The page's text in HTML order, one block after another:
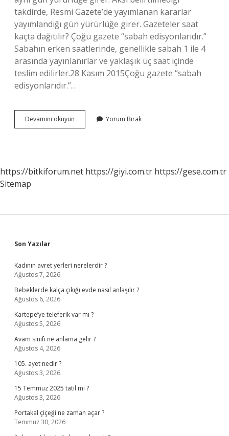
takdirde, Resmi Gazete’de yayımlanan kararlar
yayımlandığı gün yürürlüğe girer. Gazeteler saat
kaçta dağıtılır? Çoğu gazete “sabah edisyonlarıdır.”
Sabahın erken saatlerinde, genellikle sabah 1 ile 4
arasında yayınlanırlar ve yaklaşık üç saat içinde
teslim edilirler.28 Kasım 2015Çoğu gazete “sabah
edisyonlarıdır.”…
Devamını okuyun
Ne
Yorum Bırak
https://bitkiforum.net https://giyi.com.tr https://gese.com.tr
Sitemap
Sidebar
Son Yazılar
Kadının avret yerleri nerelerdir ?
Ağustos 7, 2026
Bebeklerde kalça çıkığı evde nasıl anlaşılır ?
Ağustos 6, 2026
Kartepe’ye teleferik var mı ?
Ağustos 5, 2026
Avam sınıfı ne anlama gelir ?
Ağustos 4, 2026
105. ayet nedir ?
Ağustos 3, 2026
15 Temmuz 2025 tatil mi ?
Ağustos 3, 2026
Portakal çiçeği ne zaman açar ?
Temmuz 30, 2026